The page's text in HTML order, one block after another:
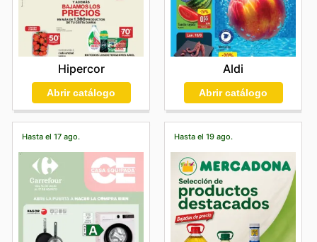
Hipercor
Abrir catálogo
Aldi
Abrir catálogo
Hasta el 17 ago. Hasta el 19 ago.